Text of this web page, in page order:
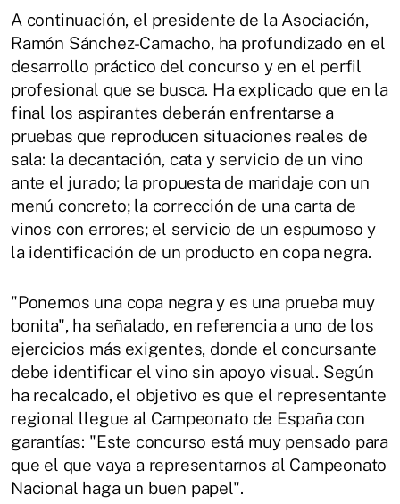
A continuación, el presidente de la Asociación,
Ramón Sánchez-Camacho, ha profundizado en el
desarrollo práctico del concurso y en el perfil
profesional que se busca. Ha explicado que en la
final los aspirantes deberán enfrentarse a
pruebas que reproducen situaciones reales de
sala: la decantación, cata y servicio de un vino
ante el jurado; la propuesta de maridaje con un
menú concreto; la corrección de una carta de
vinos con errores; el servicio de un espumoso y
la identificación de un producto en copa negra.
"Ponemos una copa negra y es una prueba muy
bonita", ha señalado, en referencia a uno de los
ejercicios más exigentes, donde el concursante
debe identificar el vino sin apoyo visual. Según
ha recalcado, el objetivo es que el representante
regional llegue al Campeonato de España con
garantías: "Este concurso está muy pensado para
que el que vaya a representarnos al Campeonato
Nacional haga un buen papel".